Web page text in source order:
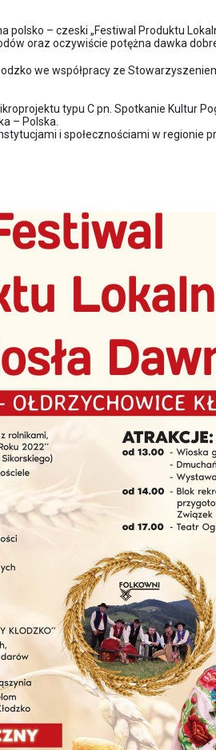
– czeski „Festiwal Produktu
oraz oczywiście potężna dawka
we współpracy ze
typu C pn. Spotkanie Kultur
– Polska.
i społecznościami w regionie